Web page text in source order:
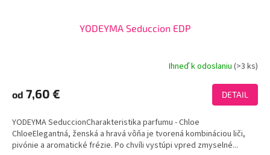
YODEYMA Seduccion EDP
produktu
je
z
5
hviezdičiek.
Ihneď k odoslaniu(>3 ks)
od 7,60 € DETAIL
YODEYMA SeduccionCharakteristika parfumu - Chloe
ChloeElegantná, ženská a hravá vôňa je tvorená kombináciou liči,
pivónie a aromatické frézie. Po chvíli vystúpi vpred zmyselné...